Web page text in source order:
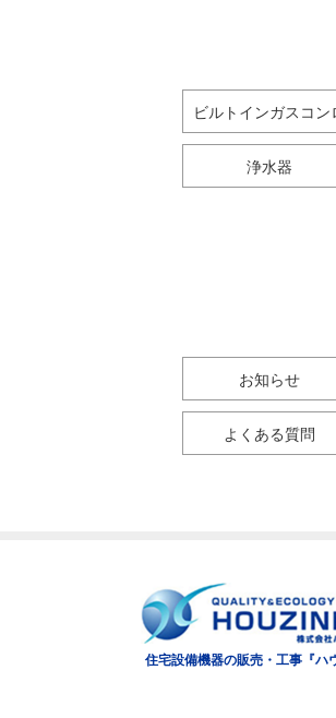
ビルトインガスコン
浄水器
お知らせ
よくある質問
住宅設備機器の販売・工事『ハ